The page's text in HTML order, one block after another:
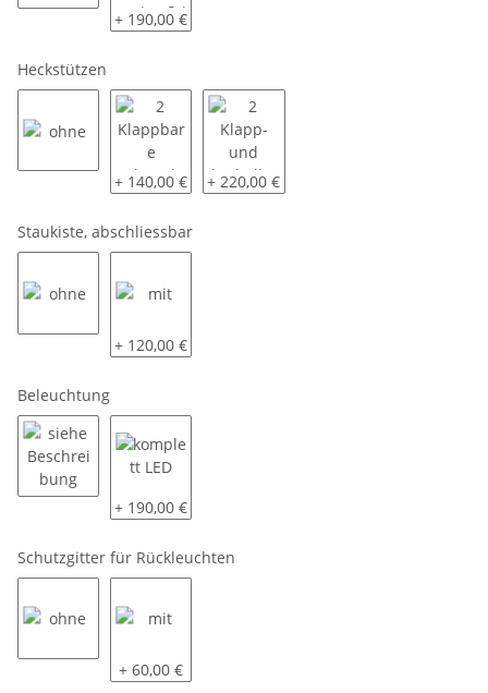
80 KM/H100 KM/H inkl. Radstoßdämpfer und COC Eintrag
+ 190,00 €
Heckstützen
2 Klappbare Schwerlaststützen
+ 140,00 € 2 Klapp- und kurbelbare
+ 220,00 €
Staukiste, abschliessbar
mit
+ 120,00 €
Beleuchtung
siehe Beschreibung
komplett LED
+ 190,00 €
Schutzgitter für Rückleuchten
mit
+ 60,00 €